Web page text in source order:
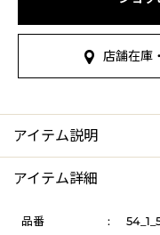
店舗在庫
アイテム説明
アイテム詳細
品番 :